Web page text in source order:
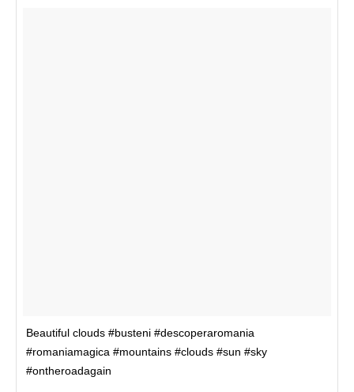
Beautiful clouds #busteni #descoperaromania
#romaniamagica #mountains #clouds #sun #sky
#ontheroadagain